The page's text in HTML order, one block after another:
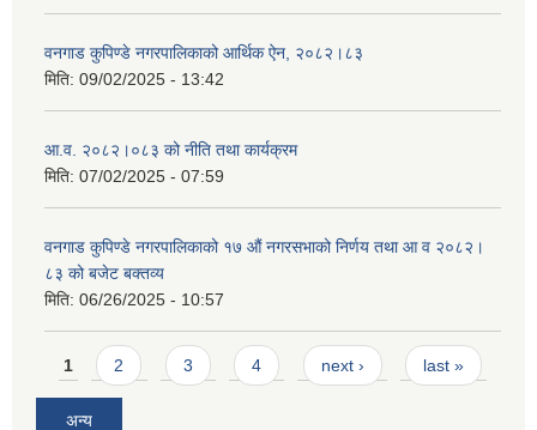
वनगाड कुपिण्डे नगरपालिकाको आर्थिक ऐन, २०८२।८३
मिति: 09/02/2025 - 13:42
आ.व. २०८२।०८३ को नीति तथा कार्यक्रम
मिति: 07/02/2025 - 07:59
वनगाड कुपिण्डे नगरपालिकाको १७ ‍औं नगरसभाको निर्णय तथा आ व २०८२।
८३ को बजेट बक्तव्य
मिति: 06/26/2025 - 10:57
Pages
1 2 3 4 next › last »
अन्य